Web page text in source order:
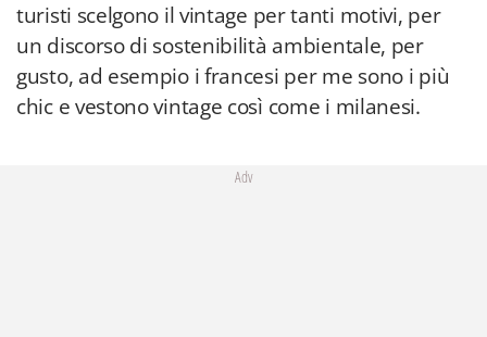
turisti scelgono il vintage per tanti motivi, per
un discorso di sostenibilità ambientale, per
gusto, ad esempio i francesi per me sono i più
chic e vestono vintage così come i milanesi.
Adv